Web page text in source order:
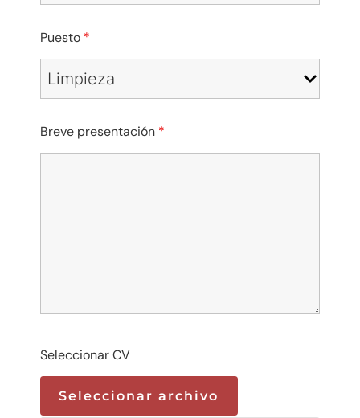
Puesto *
Breve presentación *
Seleccionar CV
Seleccionar archivo